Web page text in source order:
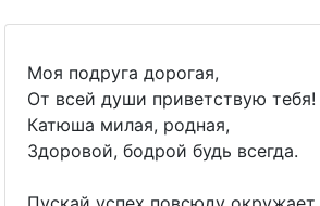
Моя подруга дорогая,
От всей души приветствую тебя!
Катюша милая, родная,
Здоровой, бодрой будь всегда.